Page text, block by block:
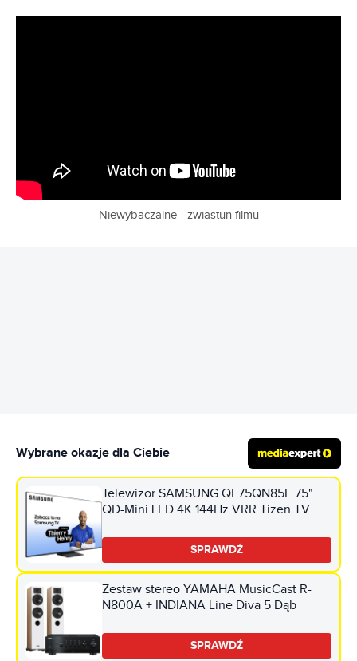
Niewybaczalne - zwiastun filmu
Wybrane okazje dla Ciebie
Telewizor SAMSUNG QE75QN85F 75"
QD-Mini LED 4K 144Hz VRR Tizen TV
SPRAWDŹ
Zestaw stereo YAMAHA MusicCast R-
N800A + INDIANA Line Diva 5 Dąb
SPRAWDŹ